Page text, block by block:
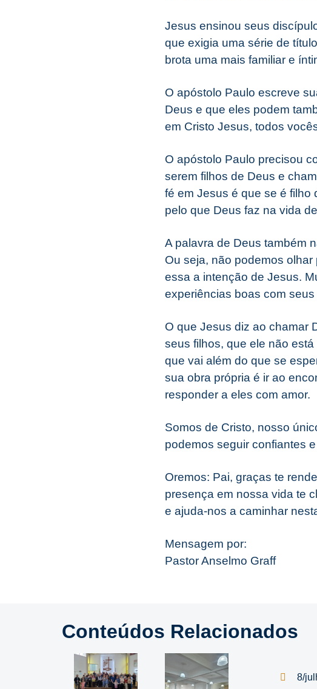
Jesus ensinou seus
que exigia uma série de
brota uma mais familiar e
O apóstolo Paulo escreve
Deus e que eles podem
em Cristo Jesus, todos
O apóstolo Paulo precisou
serem filhos de Deus e
fé em Jesus é que se é filho
pelo que Deus faz na vida
A palavra de Deus também
Ou seja, não podemos
essa a intenção de Jesus.
experiências boas com
O que Jesus diz ao chamar
seus filhos, que ele não
que vai além do que se
sua obra própria é ir ao
responder a eles com amor.
Somos de Cristo, nosso
podemos seguir confiantes
Oremos: Pai, graças te
presença em nossa vida te
e ajuda-nos a caminhar
Mensagem por:
Pastor Anselmo Graff
Conteúdos Relacionados
8/